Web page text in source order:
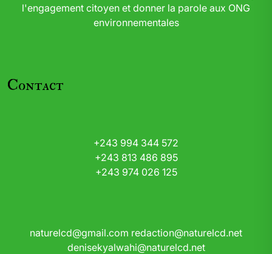
l'engagement citoyen et donner la parole aux ONG
environnementales
Contact
+243 994 344 572
+243 813 486 895
+243 974 026 125
naturelcd@gmail.com redaction@naturelcd.net
denisekyalwahi@naturelcd.net